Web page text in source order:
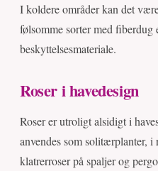
I koldere områder kan det
følsomme sorter med fiberdug
beskyttelsesmateriale.
Roser i havedesign
Roser er utroligt alsidigt i
anvendes som solitærplanter,
klatrerroser på spaljer og